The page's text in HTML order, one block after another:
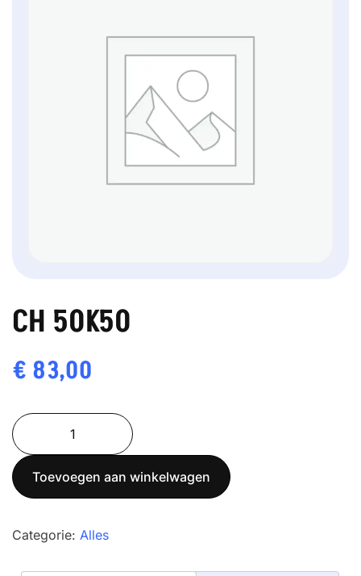
CH 50K50
€ 83,00
CH
50K50
aantal
Toevoegen aan winkelwagen
Categorie: Alles